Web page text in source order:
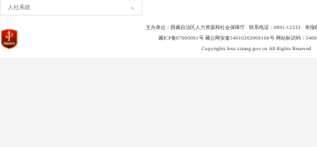
人社系统
主办单位：西藏自治区人力资源和社会保障厅 联系电话：0891-12333 举报
藏ICP备07000001号 藏公网安备54010202000166号 网站标识码：
Copyrights hrss.xizang.gov.cn All Rights Reserved.